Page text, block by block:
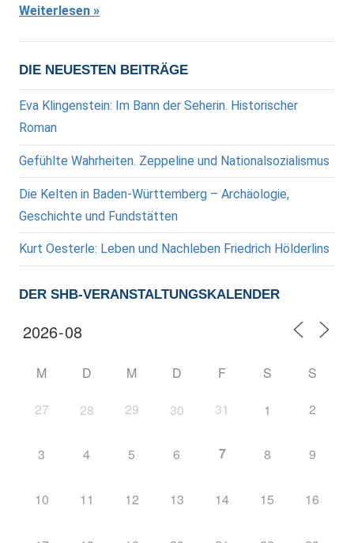
Weiterlesen
DIE NEUESTEN BEITRÄGE
Eva Klingenstein: Im Bann der Seherin. Historischer
Roman
Gefühlte Wahrheiten. Zeppeline und Nationalsozialismus
Die Kelten in Baden-Württemberg – Archäologie,
Geschichte und Fundstätten
Kurt Oesterle: Leben und Nachleben Friedrich Hölderlins
DER SHB-VERANSTALTUNGSKALENDER
M D M D F S S
27 28 29 30 31 1 2
3 4 5 6 7 8 9
10 11 12 13 14 15 16